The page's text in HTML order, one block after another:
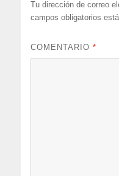
Tu dirección de correo
campos obligatorios
COMENTARIO*